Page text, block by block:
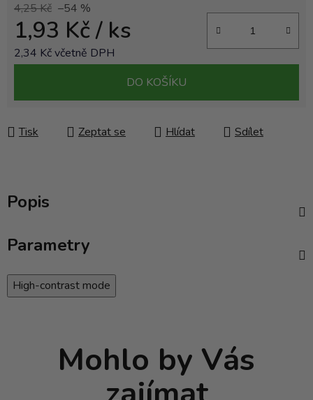
4,25 Kč –54 %
1,93 Kč/ ks
2,34 Kč včetně DPH
DO KOŠÍKU
Tisk Zeptat se Hlídat Sdílet
Popis
Parametry
High-contrast mode
Mohlo by Vás